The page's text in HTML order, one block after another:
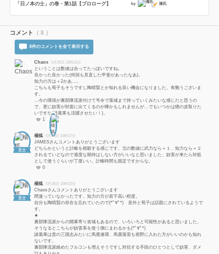
「日ノ本の士」の巻・第1話【プロローグ】 by 湊氏
コメント （ 8 ）
8件のコメントを全て表示する
Chaos 5月25日 22時22分
ということは数値は合ってたっぽいですね。
良かった良かった(何回も見直した甲斐があったなあ)。
知力の方は＋2かあ…。
こちらも荀子もそうですし陶晴賢とか知れる良い機会になりました。有難うございま
す。
…今の環境が裏部隊流派付けて号令で落城まで持っていくみたいな感じだと思うの
で、更に妨害が対面に出てくるのが稀かもしれませんが…でもいつかは狸の皮取りた
いですな(諸葛果も活躍させたい！)。
1
文士
楊狐 5月26日 10時17分
JAMESさんコメントありがとうございます
どちらかというと計略を相殺する感じです。元の数値に武力なら＋１、知力なら＋２
されるていどなので過度な期待はしない方がいいなと思いました。妨害が来たら対処
として使うぐらいが丁度いい。計略時間も固定ですからな。
0
文士
楊狐 5月26日 10時22分
Chaosさんコメントありがとうございます
間違っていなかったです。知力の方が若干高い程度。
自分も陶晴賢の存在を忘れていたので(*ﾟ∀ﾟ*) 意外と荀子は話題にされているようで
す。
★
裏部隊流派からの開幕寄り攻城もあるので、いろいろと可能性があると思いました。
そうなるとこちらが妨害系を使う側にまわるかも(*ﾟ∀ﾟ*)
諸葛果は昔の三国志みたいに馬鹿連環、馬鹿落雷も視野に入れた方がいいのかも知れ
ないです。
裏部隊流派絡めたフルコンも増えそうですし対抗する手段のひとつとして妨害、ダメ